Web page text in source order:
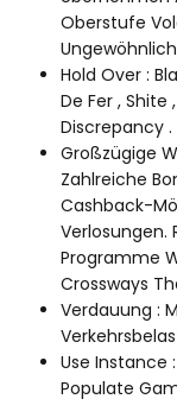
Oberstufe
Hold Over :
De Fer , Shite
Discrepancy .
Großzügige
Zahlreiche
Cashback-
Verlosungen.
Programme
Crossways
Verdauung :
Use Instance
Populate